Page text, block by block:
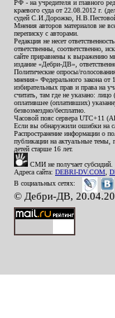
РФ - на учредителя и главного
краевого суда от 22.08.2012 г.
судей С.И.Дорожко,
Мнения авторов материалов не
переписку с авторами.
Редакция не несет
ответственны, соответственно,
сайте приравнены к выражению
издание «Дебри-ДВ»,
Политические опросы/
мнения» Федерального закона
избирательных прав и права на
считать, там где не указано:
оплатившее (оплативших)
безвозмездно/бесплатно.
Часовой пояс сервера UTC+11
Если вы обнаружили ошибки на
Распространение информации о
публикации на актуальные
детей старше 16 лет.
СМИ не получает субсидий.
Адреса сайта: DEBRI-DV.COM
В социальных сетях:
© Дебри-ДВ,